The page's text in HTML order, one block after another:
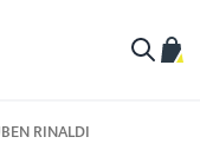
RINALDI